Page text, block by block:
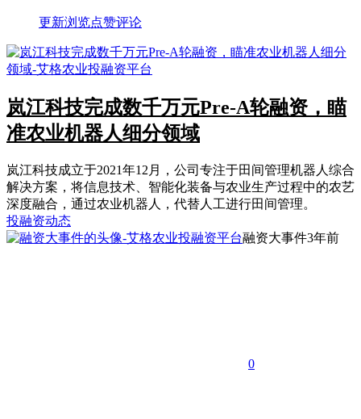
更新浏览点赞评论
岚江科技完成数千万元Pre-A轮融资，瞄
准农业机器人细分领域
岚江科技成立于2021年12月，公司专注于田间管理机器人综合
解决方案，将信息技术、智能化装备与农业生产过程中的农艺
深度融合，通过农业机器人，代替人工进行田间管理。
投融资动态
融资大事件3年前
0